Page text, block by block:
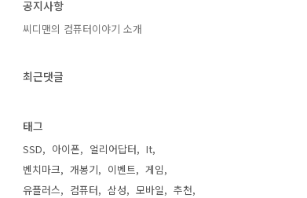
공지사항
씨디맨의 컴퓨터이야기 소개
최근댓글
태그
SSD 아이폰 얼리어답터
It
벤치마크
개봉기 이벤트
게임
유플러스
컴퓨터 삼성 모바일
추천